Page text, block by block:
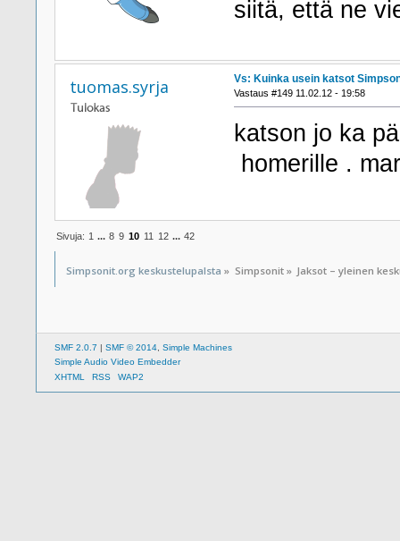
siitä, että ne
tuomas.syrja Vs: Kuinka usein katsot
Vastaus #149 11.02.12 - 19:58
katson jo ka
homerille .
Sivuja: 1 ... 8 9 10 11 12 ... 42
Simpsonit.org keskustelupalsta » Simpsonit» Jaksot – yleinen
SMF 2.0.7 | SMF © 2014 Simple Machines
Simple Audio Video Embedder
XHTML
RSS WAP2